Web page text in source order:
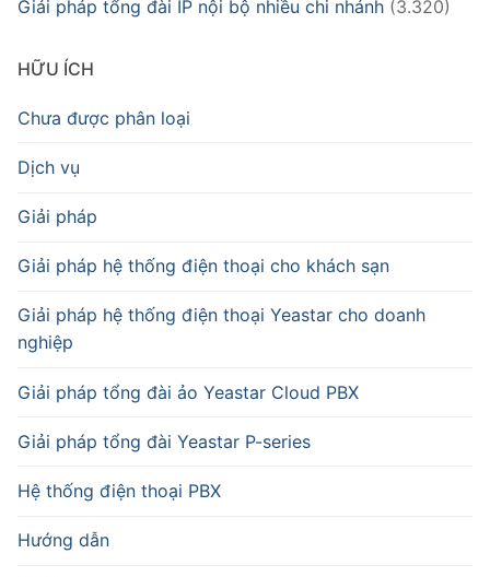
Giải pháp tổng đài IP nội bộ nhiều chi nhánh (3.320)
HỮU ÍCH
Chưa được phân loại
Dịch vụ
Giải pháp
Giải pháp hệ thống điện thoại cho khách sạn
Giải pháp hệ thống điện thoại Yeastar cho doanh
nghiệp
Giải pháp tổng đài ảo Yeastar Cloud PBX
Giải pháp tổng đài Yeastar P-series
Hệ thống điện thoại PBX
Hướng dẫn